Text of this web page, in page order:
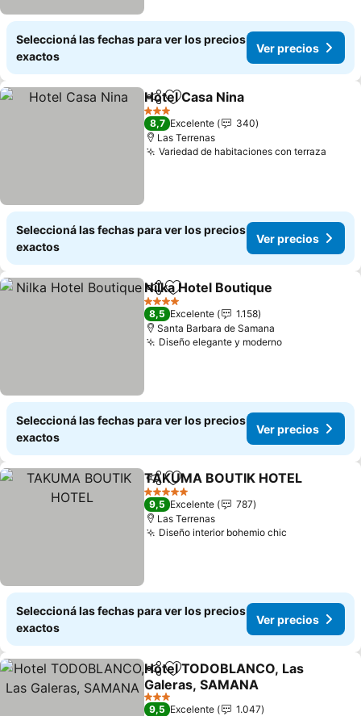
Seleccioná las fechas para ver los precios
exactos
Ver precios
CompartirAñadir a favoritos
Hotel Casa Nina
3 Estrellas
8,7 Excelente
340
Las Terrenas
Variedad de habitaciones con terraza
Seleccioná las fechas para ver los precios
exactos
Ver precios
CompartirAñadir a favoritos
Nilka Hotel Boutique
4 Estrellas
8,5 Excelente
1.158
Santa Barbara de Samana
Diseño elegante y moderno
Seleccioná las fechas para ver los precios
exactos
Ver precios
Compartir
Añadir a favoritos
TAKUMA BOUTIK HOTEL
5 Estrellas
9,5 Excelente
787
Las Terrenas
Diseño interior bohemio chic
Seleccioná las fechas para ver los precios
exactos
Ver precios
CompartirAñadir a favoritos
Hotel TODOBLANCO, Las
Galeras, SAMANA
3 Estrellas
9,5 Excelente
1.047